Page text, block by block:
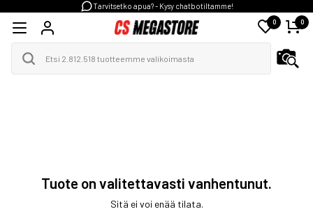
Tarvitsetko apua? - Kysy chatbotiltamme!
0 0
Tuote on valitettavasti vanhentunut.
Sitä ei voi enää tilata.